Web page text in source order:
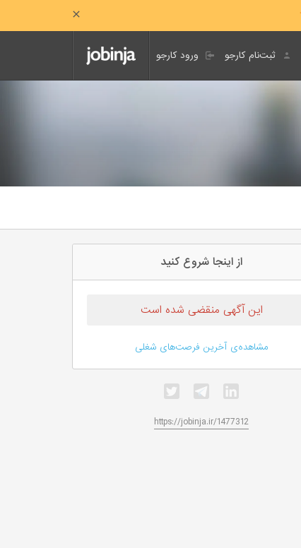
ورود کارجو ثبت‌نام کارجو
از اینجا شروع کنید
این آگهی منقضی شده است
مشاهده‌ی آخرین فرصت‌های شغلی
https://jobinja.ir/1477312